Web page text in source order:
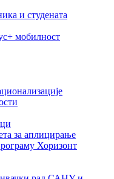
и студената
мобилност
за аплицирање
Хоризонт